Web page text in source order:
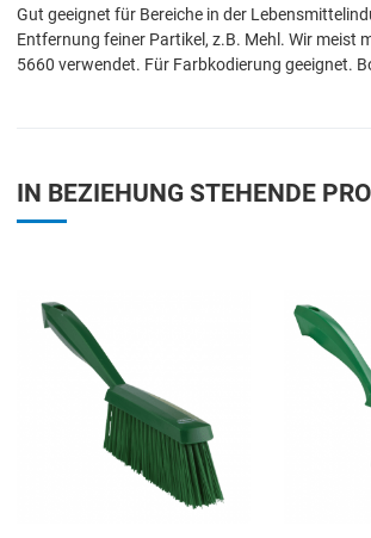
Gut geeignet für Bereiche in der
Entfernung feiner Partikel, z.B. Mehl. Wir meist
5660 verwendet. Für Farbkodierung geeignet.
IN BEZIEHUNG STEHENDE
Add to Wishlist
Add to Compare